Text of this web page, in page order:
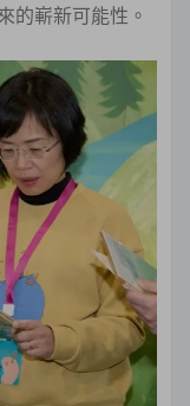
的嶄新可能性。